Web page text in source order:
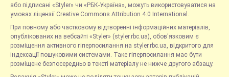
або підписані «Styler» чи «РБК-Україна», можуть використовуватися на
умовах ліцензії Creative Commons Attribution 4.0 International.
При повному або частковому відтворенні інформаційних матеріалів,
опублікованих на вебсайті «Styler» (styler.rbc.ua), обов'язковим є
розміщення активного гіперпосилання на styler.rbc.ua, відкритого для
індексації пошуковими системами. Таке гіперпосилання має бути
розміщене безпосередньо в тексті матеріалу не нижче другого абзацу.